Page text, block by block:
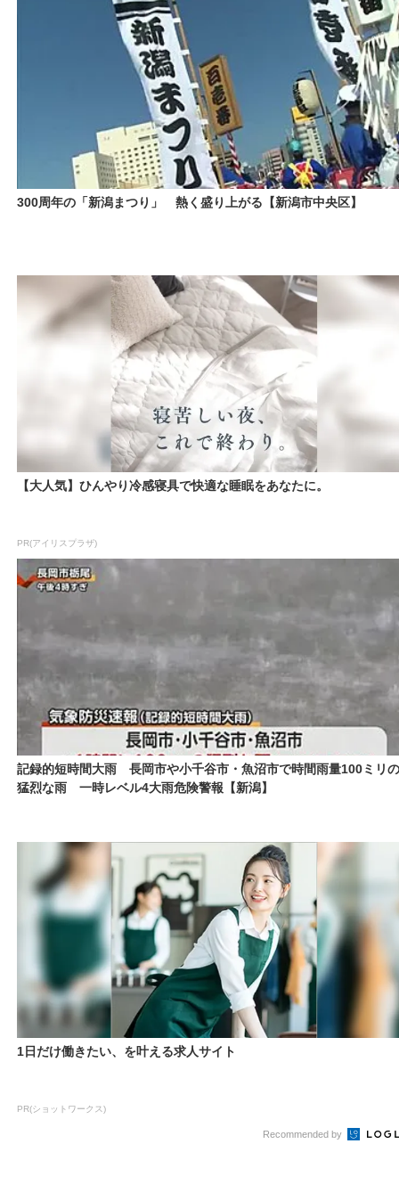
300周年の「新潟まつり」 熱く盛り上がる【新潟市中央区】
【大人気】ひんやり冷感寝具で快適な睡眠をあなたに。
PR(アイリスプラザ)
記録的短時間大雨 長岡市や小千谷市・魚沼市で時間雨量100ミリ
猛烈な雨 一時レベル4大雨危険警報【新潟】
1日だけ働きたい、を叶える求人サイト
PR(ショットワークス)
Recommended by